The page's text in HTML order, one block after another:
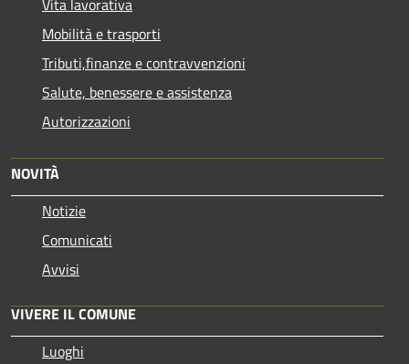
Vita lavorativa
Mobilità e trasporti
Tributi,finanze e contravvenzioni
Salute, benessere e assistenza
Autorizzazioni
NOVITÀ
Notizie
Comunicati
Avvisi
VIVERE IL COMUNE
Luoghi